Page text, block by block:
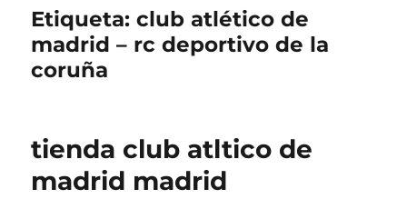
Etiqueta:club atlético de
madrid – rc deportivo de la
coruña
tienda club atltico de
madrid madrid